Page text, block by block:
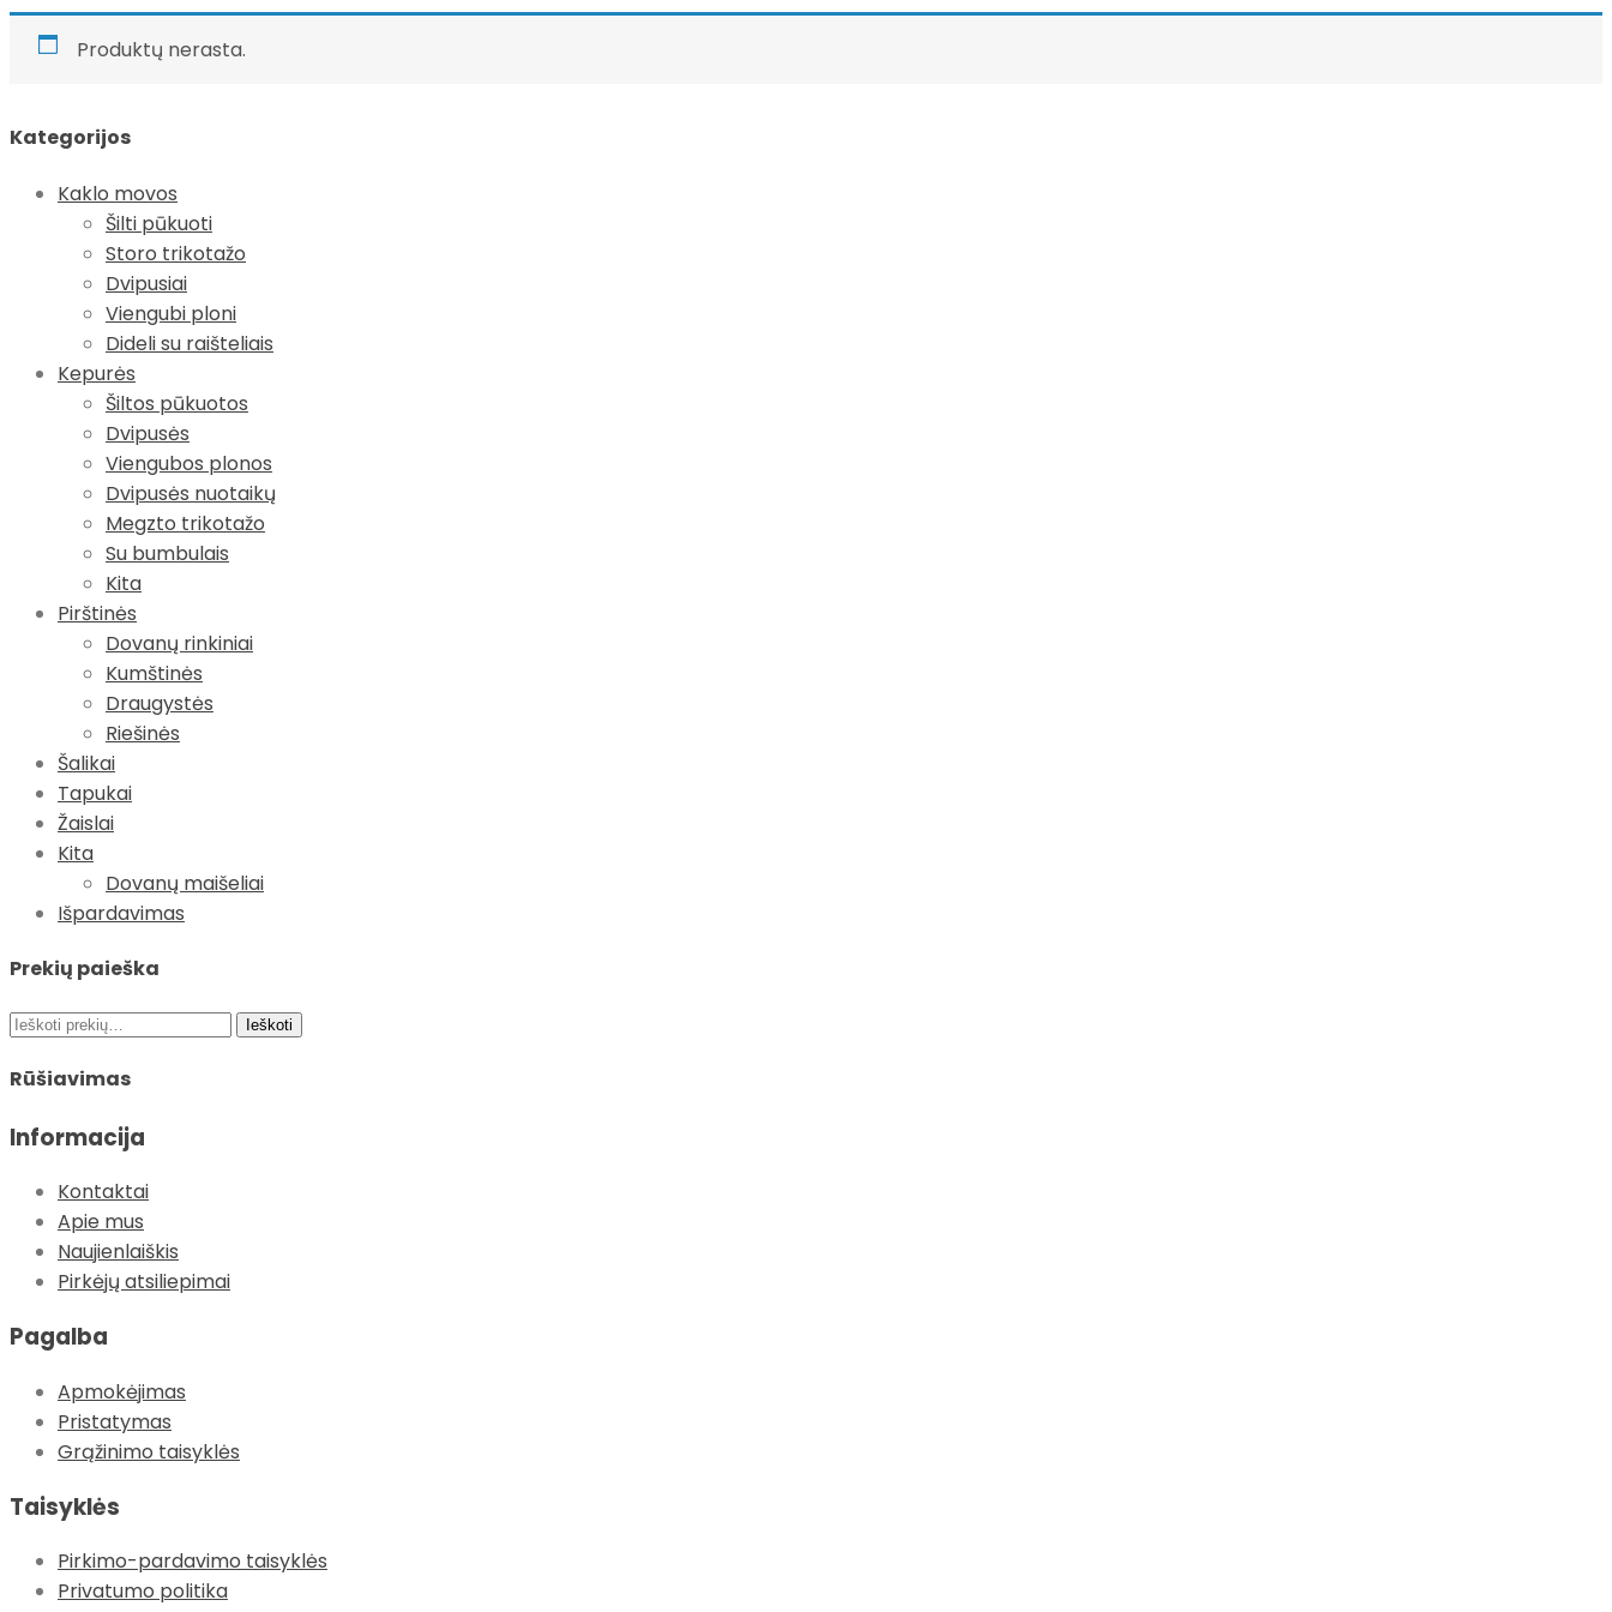
Produktų nerasta.
Kategorijos
Kaklo movos
Šilti pūkuoti
Storo trikotažo
Dvipusiai
Viengubi ploni
Dideli su raišteliais
Kepurės
Šiltos pūkuotos
Dvipusės
Viengubos plonos
Dvipusės nuotaikų
Megzto trikotažo
Su bumbulais
Kita
Pirštinės
Dovanų rinkiniai
Kumštinės
Draugystės
Riešinės
Šalikai
Tapukai
Žaislai
Kita
Dovanų maišeliai
Išpardavimas
Prekių paieška
Ieškoti:
Ieškoti
Rūšiavimas
Informacija
Kontaktai
Apie mus
Naujienlaiškis
Pirkėjų atsiliepimai
Pagalba
Apmokėjimas
Pristatymas
Grąžinimo taisyklės
Taisyklės
Pirkimo-pardavimo taisyklės
Privatumo politika